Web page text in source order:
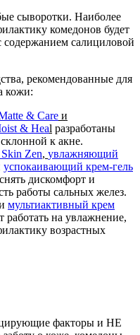
сыворотки. Наиболее
комедонов будет
содержанием салициловой
рекомендованные для
кожи:
& Care и
& Heal разработаны
к акне.
Zen, увлажняющий
успокаивающий крем-гель
дискомфорт и
работы сальных желез.
мультиактивный крем
работать на увлажнение,
возрастных
факторы и НЕ